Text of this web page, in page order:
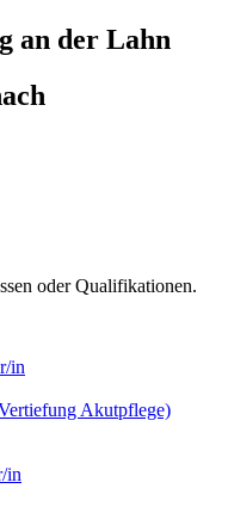
an der Lahn
oder Qualifikationen.
in
Akutpflege)
in